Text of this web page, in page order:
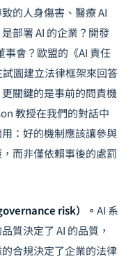
的人身傷害、醫療 AI
部署 AI 的企業？開發
事會？歐盟的《AI 責任
圖建立法律框架來回答
關鍵的是事前的問責機
教授在我們的對話中
：好的機制應該讓參與
而非僅依賴事後的處罰
risk）。 AI 系
質決定了 AI 的品質，
合規決定了企業的法律